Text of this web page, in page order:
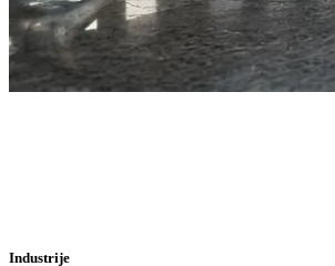
Industrije